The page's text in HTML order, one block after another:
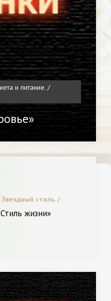
и питание. /
стиль. /
/ Видео. / Битва
образ. / Диета и
жизни»